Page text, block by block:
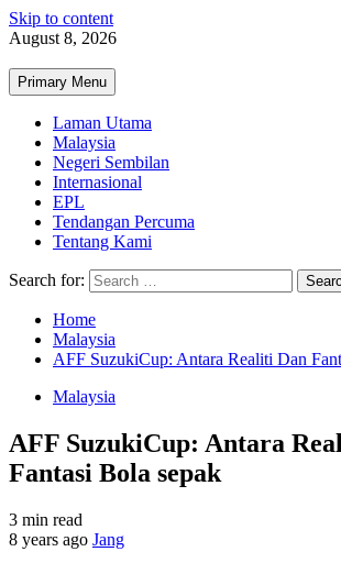
Skip to content
August 8, 2026
Primary Menu
Laman Utama
Malaysia
Negeri Sembilan
Internasional
EPL
Tendangan Percuma
Tentang Kami
Search for:
Home
Malaysia
AFF SuzukiCup: Antara Realiti Dan
Malaysia
AFF SuzukiCup: Antara
Fantasi Bola sepak
3 min read
8 years ago Jang